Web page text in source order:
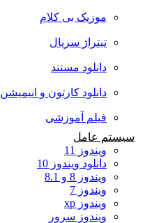
موزیک بی کلام
تیتراژ سریال
دانلود مستند
دانلود کارتون و انیمیشن
فیلم آموزشی
سیستم عامل
ویندوز 11
دانلود ویندوز 10
ویندوز 8 و 8.1
ویندوز 7
ویندوز xp
ویندوز سرور